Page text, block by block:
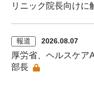
リニック院長向けに
報道 2026.08.07
厚労省、ヘルスケア
部長